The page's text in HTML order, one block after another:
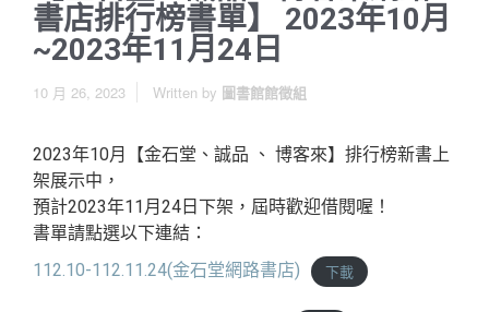
書店排行榜書單】 2023年10月
~2023年11月24日
10 月 26, 2023 Written by 圖書館館徵組
2023年10月【金石堂、誠品 、 博客來】排行榜新書上
架展示中，
預計2023年11月24日下架，屆時歡迎借閱喔！
書單請點選以下連結：
112.10-112.11.24(金石堂網路書店)
下載